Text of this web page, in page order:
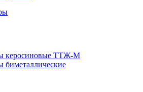
керосиновые ТТЖ-М
биметаллические